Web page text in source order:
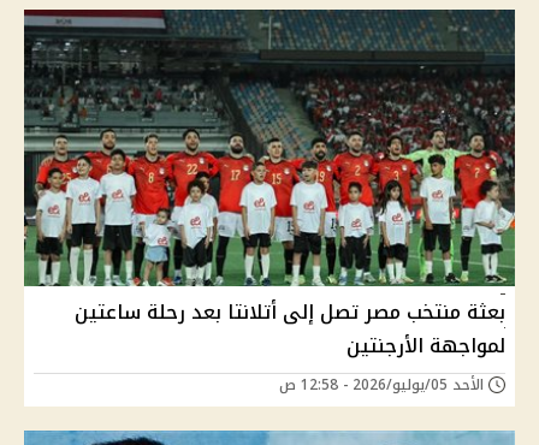
بعثة منتخب مصر تصل إلى أتلانتا بعد رحلة ساعتين
لمواجهة الأرجنتين
الأحد 05/يوليو/2026 - 12:58 ص